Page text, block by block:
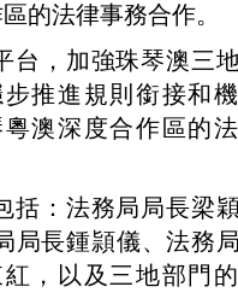
的法律事務合作。
台，加強珠琴澳三
推進規則銜接和
澳深度合作區的
：法務局局長梁穎
局長鍾頴儀、法務
，以及三地部門